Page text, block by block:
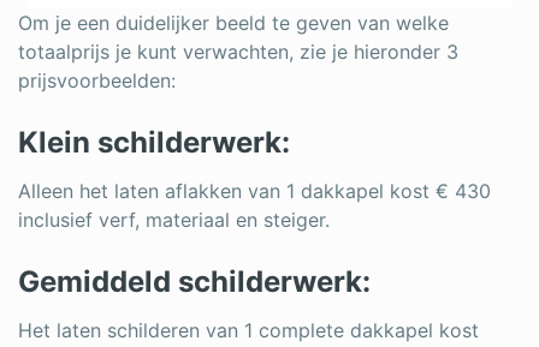
Om je een duidelijker beeld te geven van welke
totaalprijs je kunt verwachten, zie je hieronder 3
prijsvoorbeelden:
Klein schilderwerk:
Alleen het laten aflakken van 1 dakkapel kost € 430
inclusief verf, materiaal en steiger.
Gemiddeld schilderwerk:
Het laten schilderen van 1 complete dakkapel kost